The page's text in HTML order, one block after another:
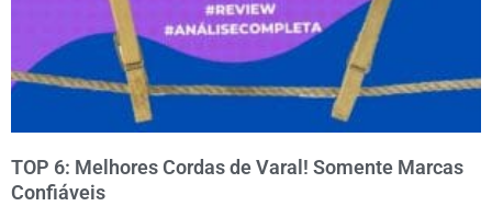
TOP 6: Melhores Cordas de Varal! Somente Marcas
Confiáveis